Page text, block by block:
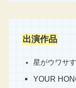
出演作品
星がウワサ
YOUR